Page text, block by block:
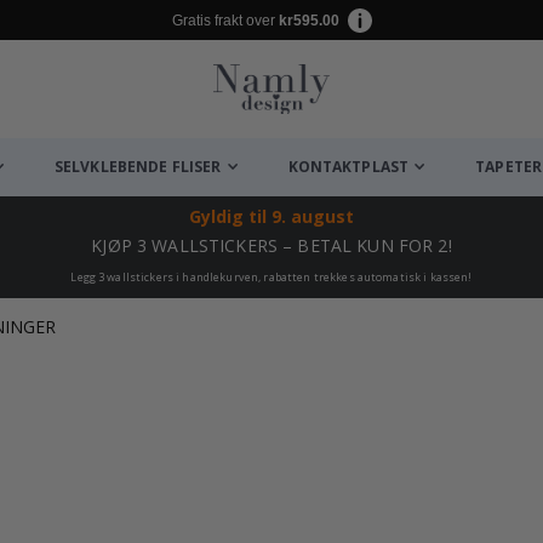
Gratis frakt over kr595.00
SELVKLEBENDE FLISER KONTAKTPLAST TAPETER
Gyldig til 9. august
KJØP 3 WALLSTICKERS – BETAL KUN FOR 2!
Legg 3 wallstickers i handlekurven, rabatten trekkes automatisk i kassen!